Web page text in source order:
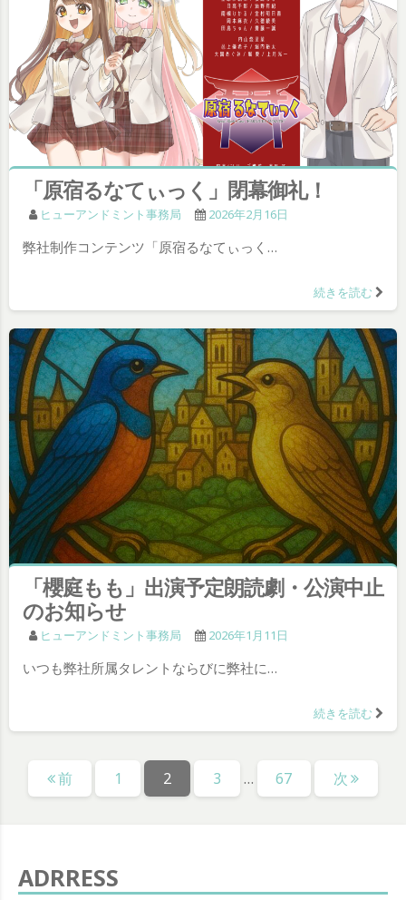
「原宿るなてぃっく」閉幕御礼！
ヒューアンドミント事務局 2026年2月16日
弊社制作コンテンツ「原宿るなてぃっく…
続きを読む
「櫻庭もも」出演予定朗読劇・公演中止
のお知らせ
ヒューアンドミント事務局 2026年1月11日
いつも弊社所属タレントならびに弊社に…
続きを読む
ー
前
固
定
1
固
定
2
固
定
3 …
固
定
67 次
ADRRESS